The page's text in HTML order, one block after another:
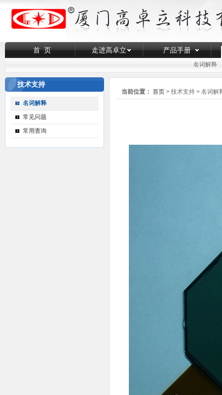
首 页 走进高卓立 产品手册
名词解释
技术支持
名词解释
常见问题
常用查询
当前位置： 首页 > 技术支持 > 名词解